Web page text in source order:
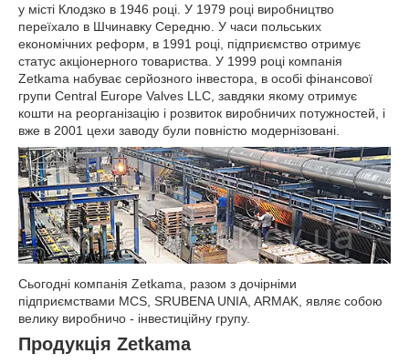
у місті Клодзко в 1946 році. У 1979 році виробництво
переїхало в Шчинавку Середню. У часи польських
економічних реформ, в 1991 році, підприємство отримує
статус акціонерного товариства. У 1999 році компанія
Zetkama набуває серйозного інвестора, в особі фінансової
групи Central Europe Valves LLC, завдяки якому отримує
кошти на реорганізацію і розвиток виробничих потужностей, і
вже в 2001 цехи заводу були повністю модернізовані.
Сьогодні компанія Zetkama, разом з дочірніми
підприємствами MCS, SRUBENA UNIA, ARMAK, являє собою
велику виробничо - інвестиційну групу.
Продукція Zetkama